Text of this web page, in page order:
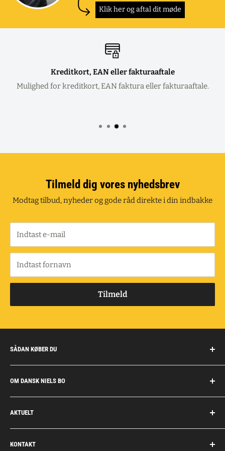
Klik her og aftal dit møde
Kreditkort, EAN eller fakturaaftale
Mulighed for kreditkort, EAN faktura eller fakturaaftale.
Tilmeld dig vores nyhedsbrev
Modtag tilbud, nyheder og gode råd direkte i din indbakke
Indtast e-mail
Indtast fornavn
Tilmeld
SÅDAN KØBER DU
Handelsbetingelser
Fragt og retur
Privatkunder/erhverv
Fakturaaftale
OM DANSK NIELS BO
Om Dansk Niels Bo
Privatlivspolitik
Job
Personale
AKTUELT
Personlig rådgivning
Dokumentation
KONTAKT